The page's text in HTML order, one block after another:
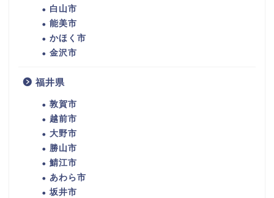
白山市
能美市
かほく市
金沢市
福井県
敦賀市
越前市
大野市
勝山市
鯖江市
あわら市
坂井市